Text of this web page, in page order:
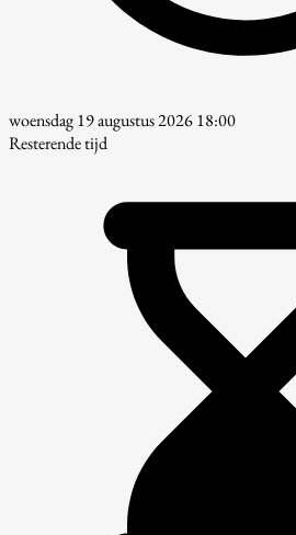
woensdag 19 augustus 2026 18:00
Resterende tijd